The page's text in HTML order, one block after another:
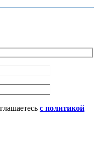
с политикой